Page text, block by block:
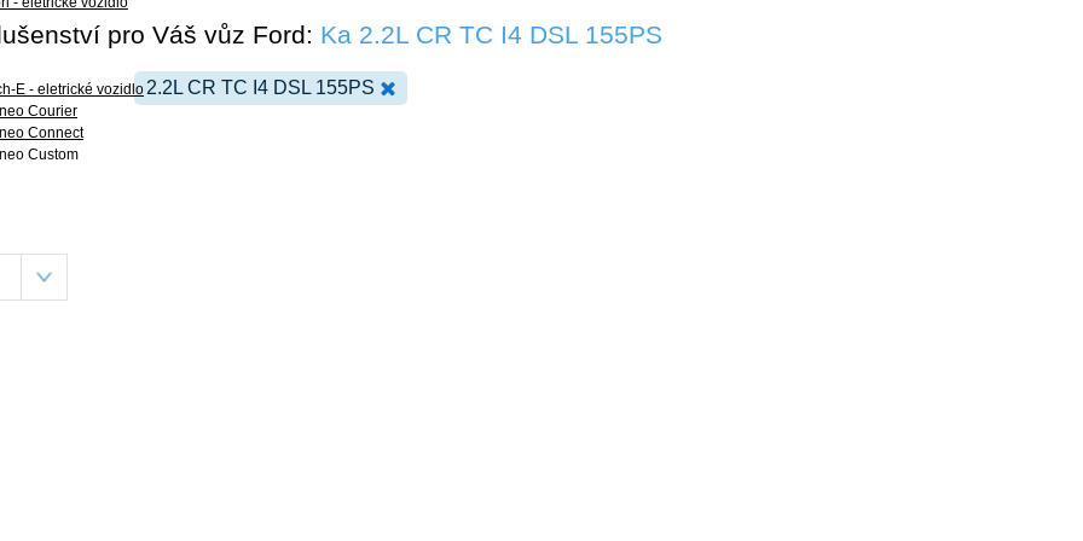
E - eletrické vozidlo
Courier
Connect
Custom
pro Váš vůz Ford: Ka 2.2L CR TC I4 DSL 155PS
2.2L CR TC I4 DSL 155PS